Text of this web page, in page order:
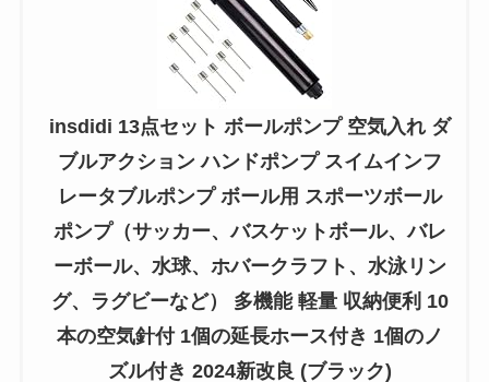
insdidi 13点セット ボールポンプ 空気入れ ダ
ブルアクション ハンドポンプ スイムインフ
レータブルポンプ ボール用 スポーツボール
ポンプ（サッカー、バスケットボール、バレ
ーボール、水球、ホバークラフト、水泳リン
グ、ラグビーなど） 多機能 軽量 収納便利 10
本の空気針付 1個の延長ホース付き 1個のノ
ズル付き 2024新改良 (ブラック)